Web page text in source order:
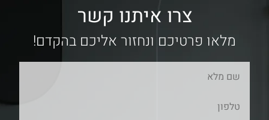
צרו איתנו קשר
מלאו פרטיכם ונחזור אליכם בהקדם!